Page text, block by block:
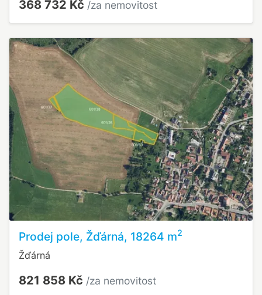
368 732 Kč /za nemovitost
Prodej pole, Žďárná, 18264 m2
Žďárná
821 858 Kč /za nemovitost